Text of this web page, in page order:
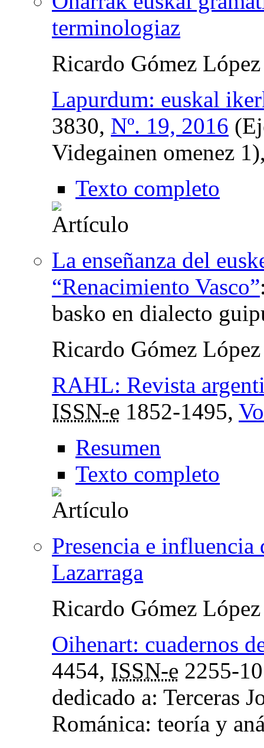
terminologiaz
Ricardo Gómez López
Lapurdum: euskal
3830, Nº. 19, 2016
Videgainen omenez
Texto completo
La enseñanza del
“Renacimiento Vasco”
basko en dialecto
Ricardo Gómez López
RAHL: Revista
ISSN-e 1852-1495,
Resumen
Texto completo
Presencia e
Lazarraga
Ricardo Gómez López
Oihenart: cuadernos
4454, ISSN-e 2255-
dedicado a: Terceras
Románica: teoría y